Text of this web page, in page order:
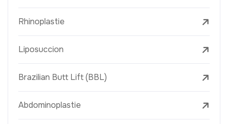
Rhinoplastie
Liposuccion
Brazilian Butt Lift (BBL)
Abdominoplastie